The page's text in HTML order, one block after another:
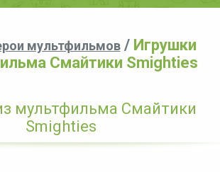
мультфильмов/ Игрушки
Смайтики Smighties
мультфильма Смайтики
Smighties